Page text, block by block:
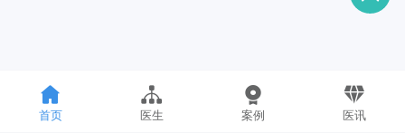
首页 医生 案例 医讯